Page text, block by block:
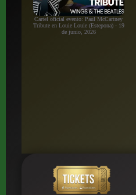
Cartel oficial evento: Paul McCartney
Tribute en Louie Louie (Estepona) · 19
de junio, 2026